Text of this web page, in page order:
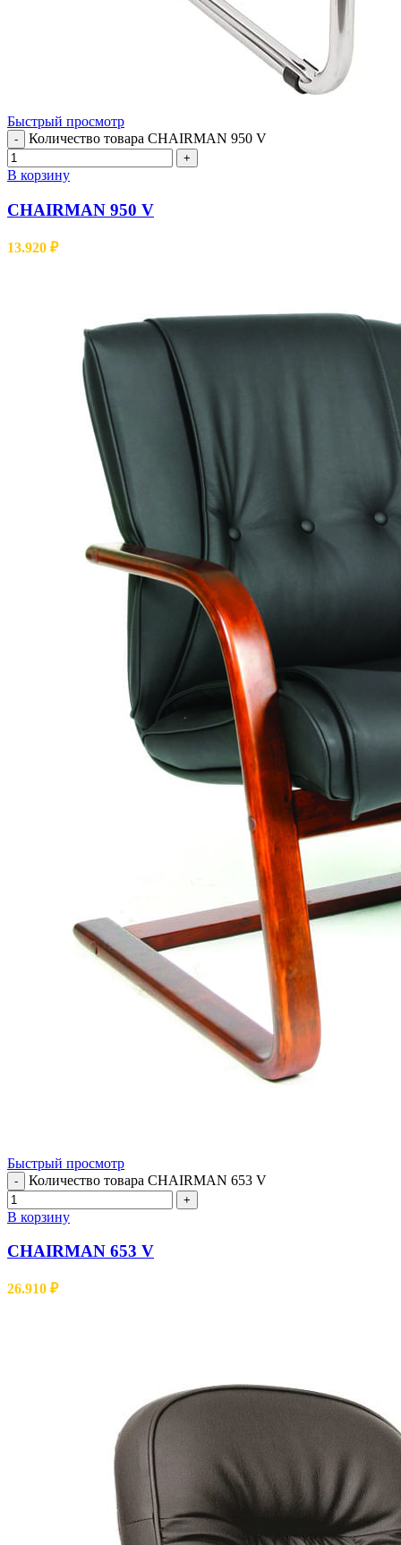
Быстрый просмотр
- Количество товара CHAIRMAN 950 V
+
В корзину
CHAIRMAN 950 V
13.920 ₽
Быстрый просмотр
- Количество товара CHAIRMAN 653 V
+
В корзину
CHAIRMAN 653 V
26.910 ₽